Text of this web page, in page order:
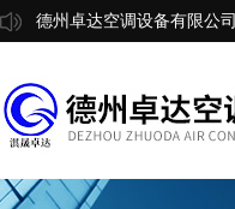
德州卓达空调设备有限公司